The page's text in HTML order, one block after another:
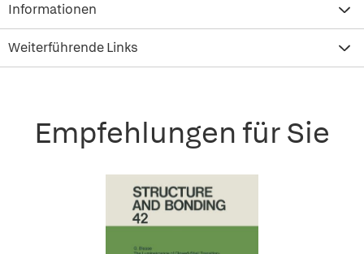
Informationen
Weiterführende Links
Empfehlungen für Sie